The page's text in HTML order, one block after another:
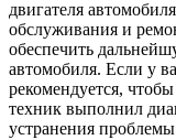
двигателя
обслуживания и
обеспечить
автомобиля. Если у
рекомендуется,
техник выполнил
устранения